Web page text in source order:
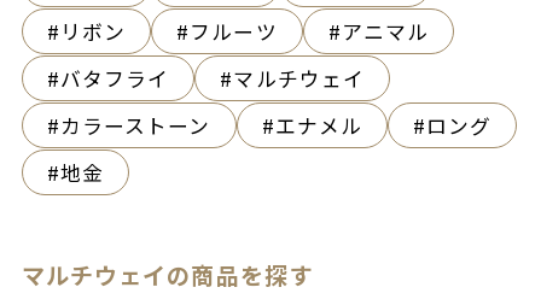
リボン
フルーツ
アニマル
バタフライ
マルチウェイ
カラーストーン
エナメル
ロング
地金
マルチウェイの商品を探す